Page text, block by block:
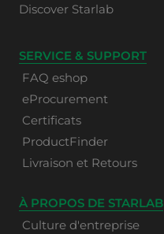
Discover Starlab
SERVICE & SUPPORT
FAQ eshop
eProcurement
Certificats
ProductFinder
Livraison et Retours
À PROPOS DE STARLAB
Culture d'entreprise